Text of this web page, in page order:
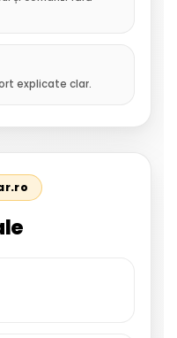
explicate clar.